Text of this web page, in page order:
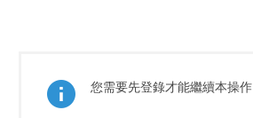
您需要先登錄才能繼續本操作